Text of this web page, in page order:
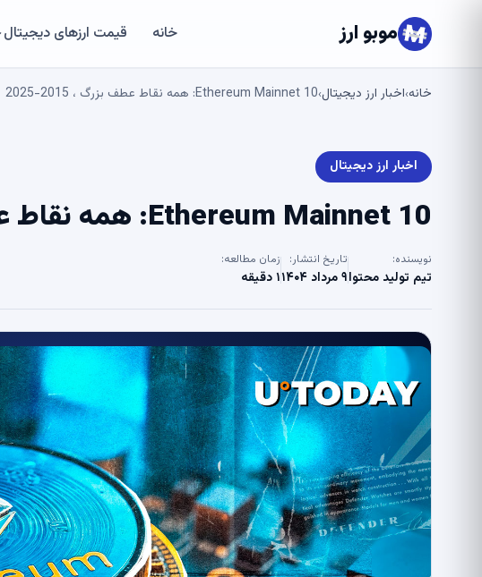
موبو ارز خانه قیمت ارزهای دیجیتال
خانه›اخبار ارز دیجیتال›Ethereum Mainnet 10: همه نقاط عطف بزرگ ، 2015-2025
اخبار ارز دیجیتال
Ethereum Mainnet 10: همه نقاط عطف بزرگ ، 2015-2025
نویسنده:
تیم تولید محتوا
تاریخ انتشار:
۹ مرداد ۱۴۰۴
زمان مطالعه:
۱ دقیقه